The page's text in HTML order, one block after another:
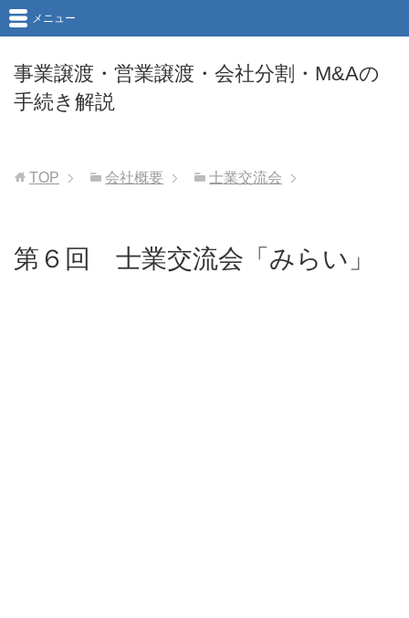
事業譲渡・営業譲渡・会社分割・M&Aの
手続き解説
メニュー
TOP 会社概要 士業交流会
第６回 士業交流会「みらい」